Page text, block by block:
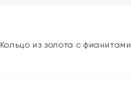
Кольцо из золота с фианитами